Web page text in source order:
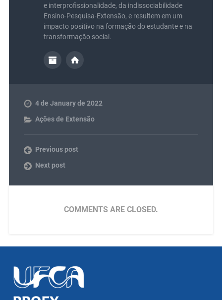
e interprofissionalidade, da indissociabilidade
Ensino-Pesquisa-Extensão, e resultem em um
impacto positivo na formação do estudante e na
transformação social.
4 de January de 2022
Ações de Extensão
Previous post
Next post
COMMENTS ARE CLOSED.